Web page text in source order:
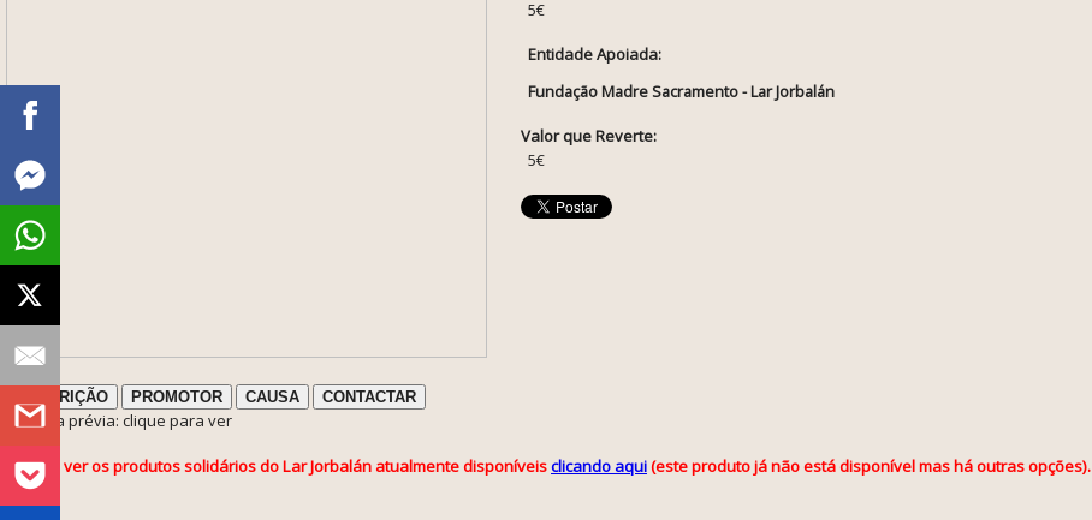
5€
Entidade Apoiada:
Fundação Madre Sacramento - Lar Jorbalán
Valor que Reverte:
5€
DESCRIÇÃO PROMOTOR CAUSA CONTACTAR
ℹ️ Nota prévia: clique para ver
Poderá ver os produtos solidários do Lar Jorbalán atualmente disponíveisclicando aqui(este produto já não está disponível mas há outras opções).